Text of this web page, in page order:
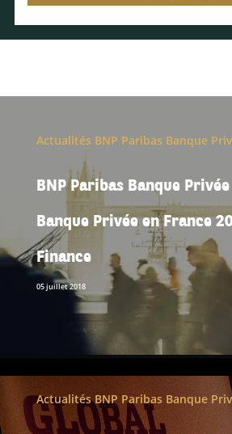
Actualités BNP Paribas Banque
BNP Paribas Banque
Banque Privée en France
Finance
05 juillet 2018
Actualités BNP Paribas Banque